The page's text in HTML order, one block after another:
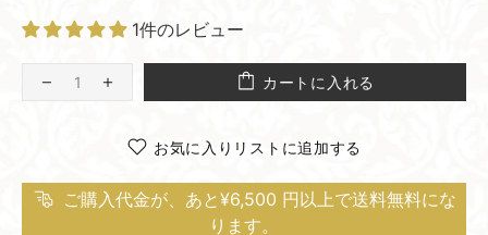
1件のレビュー
カートに入れる
お気に入りリストに追加する
ご購入代金が、あと¥6,500 円以上で送料無料にな
ります。